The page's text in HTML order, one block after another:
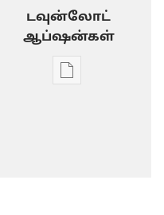
டவுன்லோட்
ஆப்ஷன்கள்
டிஜிட்டல்